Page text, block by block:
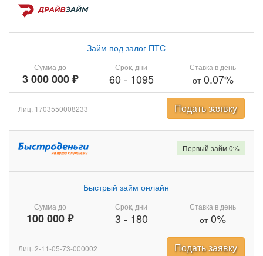
Сумма до
3 000 000 ₽
Займ под залог ПТС
Срок, дни
60 - 1095
Ставка в день
от0.07%
Лиц. 1703550008233 Подать заявку
Сумма до
100 000 ₽
Быстрый займ онлайн
Срок, дни
3 - 180
Ставка в день
от0%
Первый займ 0%
Лиц. 2-11-05-73-000002 Подать заявку